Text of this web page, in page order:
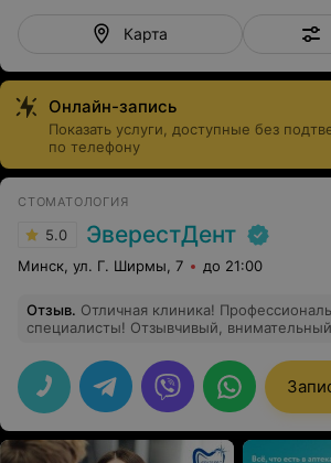
коронки буквально за один-два
(наиболее часто
этапами проходят промежутки в
Технологии All-on-4 и All-on-6.
протезирование происходит на
имплантах, во втором
Стоимость процедуры зависит от
производителя, а также типа
противопоказания, требуется
полости (профессиональная гигиена,
Карта
Онлайн-запись
Показать услуги, доступные без
по телефону
СТОМАТОЛОГИЯ
5.0 ЭверестДент
Минск, ул. Г. Ширмы, 7 до 21:00
Отзыв. Отличная клиника!
специалисты! Отзывчивый,